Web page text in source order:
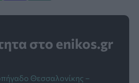
στο enikos.gr
Θεσσαλονίκης –